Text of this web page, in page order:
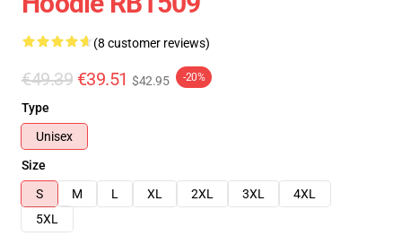
(8 customer reviews)
€49.39 €39.51 $42.95 -20%
Type
Unisex
Size
S
M L XL 2XL 3XL
4XL
5XL